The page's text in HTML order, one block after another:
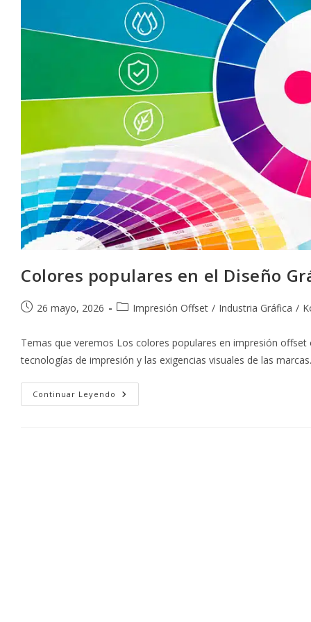
Colores populares en el Diseño
Publicación
la
26 mayo, 2026
Categoría
la
Impresión Offset / Industria Gráfica /
Temas que veremos Los colores populares en impresión
tecnologías de impresión y las exigencias visuales de las
Continuar Leyendo Colores
Populares